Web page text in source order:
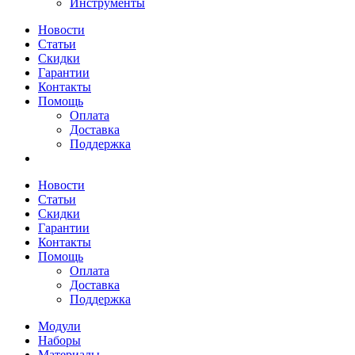
Инструменты
Новости
Статьи
Скидки
Гарантии
Контакты
Помощь
Оплата
Доставка
Поддержка
Новости
Статьи
Скидки
Гарантии
Контакты
Помощь
Оплата
Доставка
Поддержка
Модули
Наборы